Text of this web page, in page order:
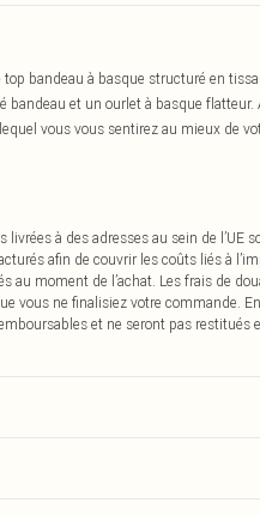
bandeau à basque structuré en
bandeau et un ourlet à basque
vous vous sentirez au mieux de
à des adresses au sein de l’UE
afin de couvrir les coûts liés à
au moment de l’achat. Les frais de
vous ne finalisiez votre commande.
et ne seront pas restitués